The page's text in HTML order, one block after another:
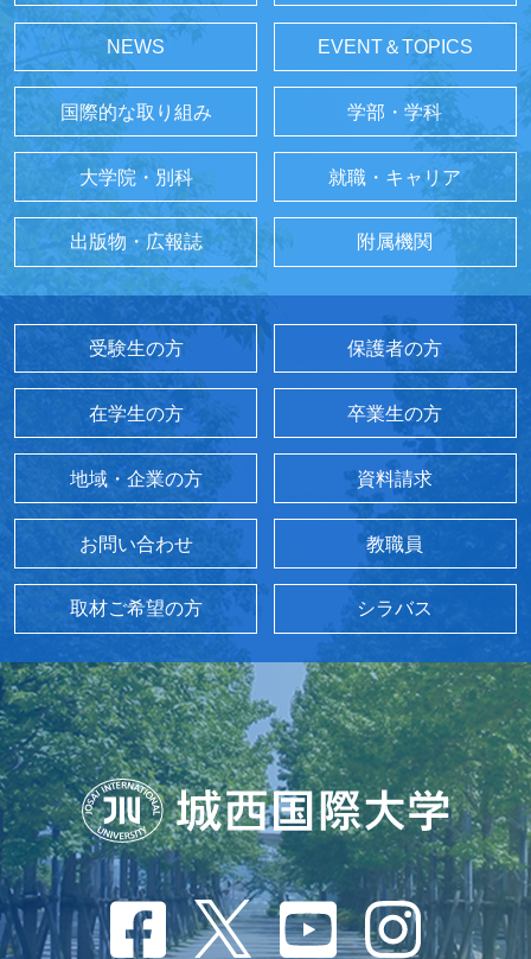
NEWS EVENT＆TOPICS
国際的な取り組み 学部・学科
大学院・別科 就職・キャリア
出版物・広報誌 附属機関
受験生の方 保護者の方
在学生の方 卒業生の方
地域・企業の方 資料請求
お問い合わせ 教職員
取材ご希望の方 シラバス